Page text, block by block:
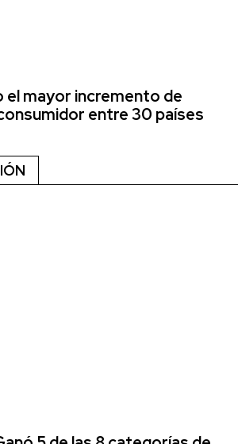
el mayor incremento de
entre 30 países